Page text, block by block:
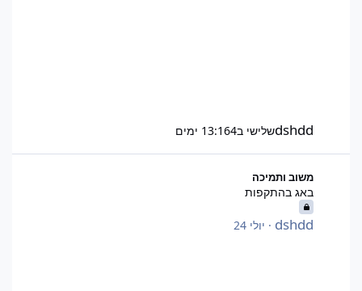
dshddשלישי ב13:164 ימים
משוב ותמיכה
באג בהתקפות
dshdd
· יולי 24